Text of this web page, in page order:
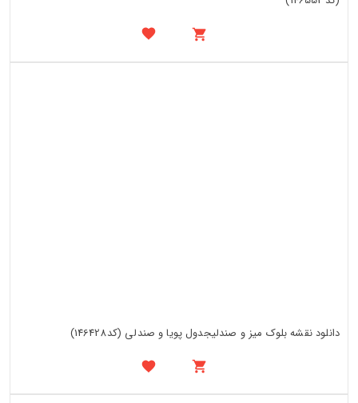
دانلود نقشه بلوک میز و صندلیجدول پویا و صندلی (کد146428)